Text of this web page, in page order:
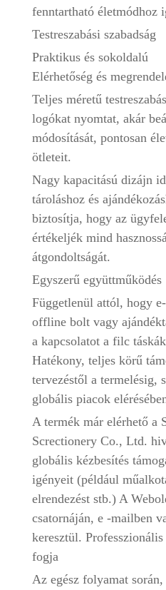
fenntartható életmódhoz
Testreszabási szabadság
Praktikus és sokoldalú
Elérhetőség és
Teljes méretű
logókat nyomtat, akár
módosítását, pontosan
ötleteit.
Nagy kapacitású dizájn
tároláshoz és
biztosítja, hogy az
értékeljék mind
átgondoltságát.
Egyszerű együttműködés
Függetlenül attól, hogy
offline bolt vagy
a kapcsolatot a filc
Hatékony, teljes körű
tervezéstől a termelésig,
globális piacok
A termék már elérhető a
Screctionery Co., Ltd.
globális kézbesítés
igényeit (például
elrendezést stb.) A
csatornáján, e -mailben
keresztül.
fogja
Az egész folyamat